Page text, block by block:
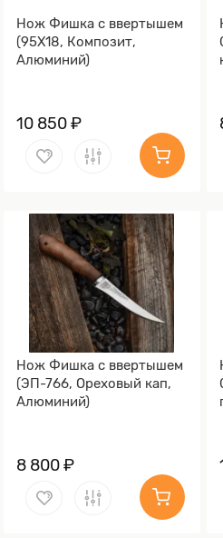
Нож Фишка с ввертышем
(95Х18, Композит,
Алюминий)
10 850 ₽
Нож Фишка с ввертышем
(ЭП-766, Ореховый кап,
Алюминий)
8 800 ₽